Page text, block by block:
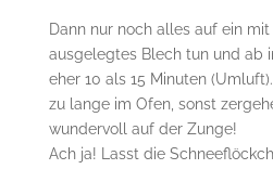
Dann nur noch alles auf ein
ausgelegtes Blech tun und ab
eher 10 als 15 Minuten
zu lange im Ofen, sonst
wundervoll auf der Zunge!
Ach ja! Lasst die